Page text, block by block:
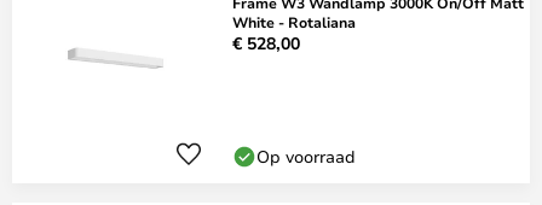
White - Rotaliana
€ 528,00
Op voorraad